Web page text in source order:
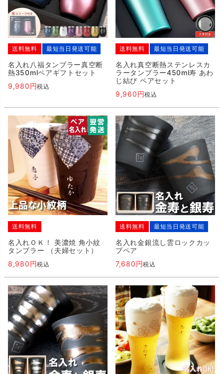
送料無料 最短当日発送可能
名入れ八福タンブラー真空断
熱350mlペアギフトセット
9,980
税込
送料無料 最短当日発送可能
名入れ真空断熱ステンレスカ
ラータンブラー450ml寿 あわ
じ結び ペアセット
9,960
税込
送料無料
名入れＯＫ！ 美濃焼 角小紋
タンブラー （夫婦セット）
8,980
税込
送料無料 最短当日発送可能
名入れ金銀流し雲ロックカッ
プペア
7,680
税込